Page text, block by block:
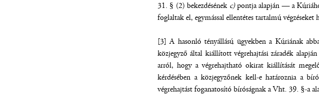
31. § (2) bekezdésének c)pontja alapján –– a
foglaltak el, egymással ellentétes tartalmú végzéseket
[3] A hasonló tényállású ügyekben a Kúriának
közjegyző által kiállított végrehajtási záradék
arról, hogy a végrehajtható okirat kiállítását
kérdésében a közjegyzőnek kell-e határoznia a
végrehajtást foganatosító bíróságnak a Vht. 39. §-a